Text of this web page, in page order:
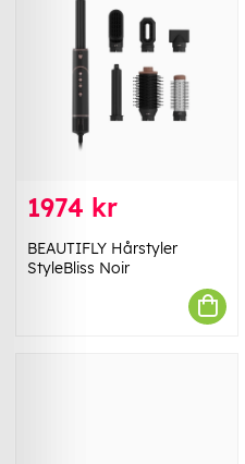
1974 kr
BEAUTIFLY Hårstyler
StyleBliss Noir